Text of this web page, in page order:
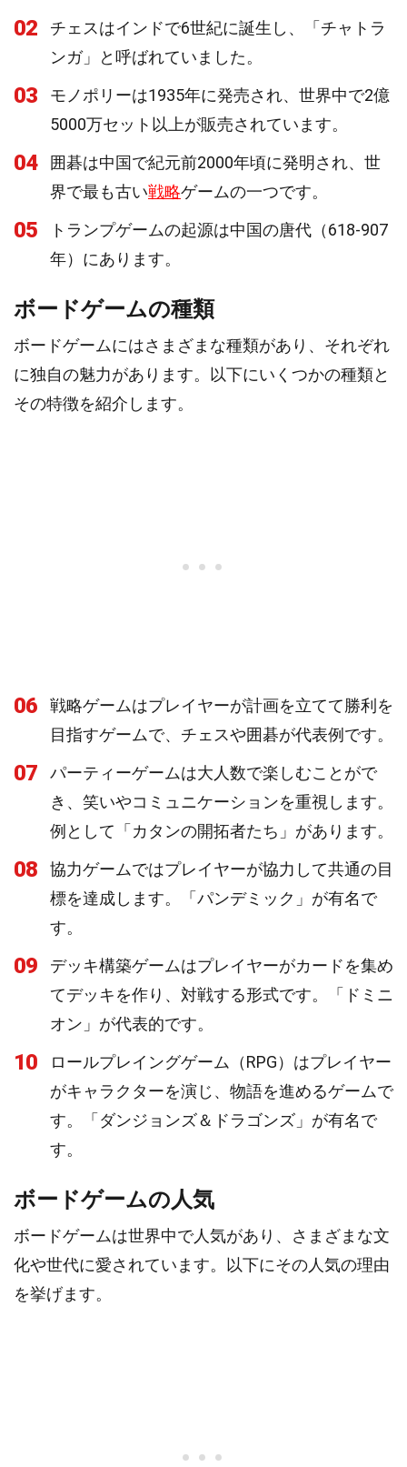
02
チェスはインドで6世紀に誕生し、「チャトラ
ンガ」と呼ばれていました。
03
モノポリーは1935年に発売され、世界中で2億
5000万セット以上が販売されています。
04
囲碁は中国で紀元前2000年頃に発明され、世
界で最も古い戦略ゲームの一つです。
05
トランプゲームの起源は中国の唐代（618-907
年）にあります。
ボードゲームの種類
ボードゲームにはさまざまな種類があり、それぞれ
に独自の魅力があります。以下にいくつかの種類と
その特徴を紹介します。
06
戦略ゲームはプレイヤーが計画を立てて勝利を
目指すゲームで、チェスや囲碁が代表例です。
07
パーティーゲームは大人数で楽しむことがで
き、笑いやコミュニケーションを重視します。
例として「カタンの開拓者たち」があります。
08
協力ゲームではプレイヤーが協力して共通の目
標を達成します。「パンデミック」が有名で
す。
09
デッキ構築ゲームはプレイヤーがカードを集め
てデッキを作り、対戦する形式です。「ドミニ
オン」が代表的です。
10
ロールプレイングゲーム（RPG）はプレイヤー
がキャラクターを演じ、物語を進めるゲームで
す。「ダンジョンズ＆ドラゴンズ」が有名で
す。
ボードゲームの人気
ボードゲームは世界中で人気があり、さまざまな文
化や世代に愛されています。以下にその人気の理由
を挙げます。